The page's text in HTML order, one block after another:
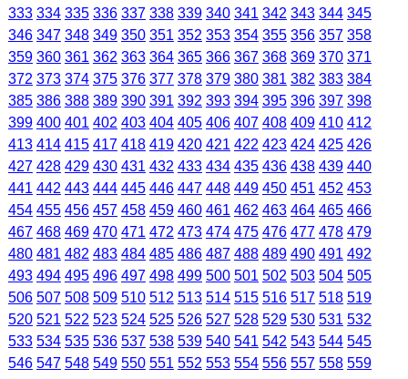
333 334 335 336 337 338 339 340 341 342 343 344 345
346 347 348 349 350 351 352 353 354 355 356 357 358
359 360 361 362 363 364 365 366 367 368 369 370 371
372 373 374 375 376 377 378 379 380 381 382 383 384
385 386 388 389 390 391 392 393 394 395 396 397 398
399 400 401 402 403 404 405 406 407 408 409 410 412
413 414 415 417 418 419 420 421 422 423 424 425 426
427 428 429 430 431 432 433 434 435 436 438 439 440
441 442 443 444 445 446 447 448 449 450 451 452 453
454 455 456 457 458 459 460 461 462 463 464 465 466
467 468 469 470 471 472 473 474 475 476 477 478 479
480 481 482 483 484 485 486 487 488 489 490 491 492
493 494 495 496 497 498 499 500 501 502 503 504 505
506 507 508 509 510 512 513 514 515 516 517 518 519
520 521 522 523 524 525 526 527 528 529 530 531 532
533 534 535 536 537 538 539 540 541 542 543 544 545
546 547 548 549 550 551 552 553 554 556 557 558 559